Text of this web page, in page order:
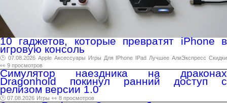
10 гаджетов, которые превратят iPhone в
игровую консоль
🕑 07.08.2026 Apple Аксессуары Игры Для IPhone IPad Лучшее АлиЭкспресс Скидки
👀 9 просмотров
Симулятор наездника на драконах
Dragonhold покинул ранний доступ с
релизом версии 1.0
🕑 07.08.2026 Игры 👀 8 просмотров